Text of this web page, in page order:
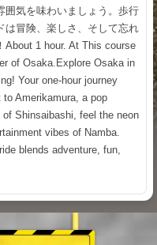
囲気を味わいましょう。歩行
は冒険、楽しさ、そして忘れ
About 1 hour. At This course
of Osaka.Explore Osaka in
Your one-hour journey
Amerikamura, a pop
Shinsaibashi, feel the neon
vibes of Namba.
blends adventure, fun,